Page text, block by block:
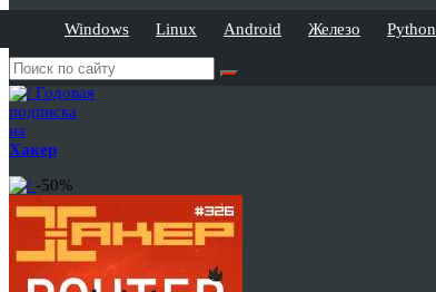
Windows Linux Android Железо Python
Годовая
подписка
на
Хакер
-50%